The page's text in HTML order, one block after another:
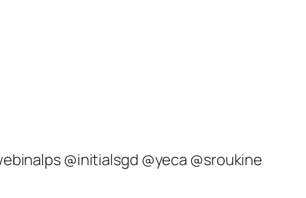
@initialsgd @yeca @sroukine